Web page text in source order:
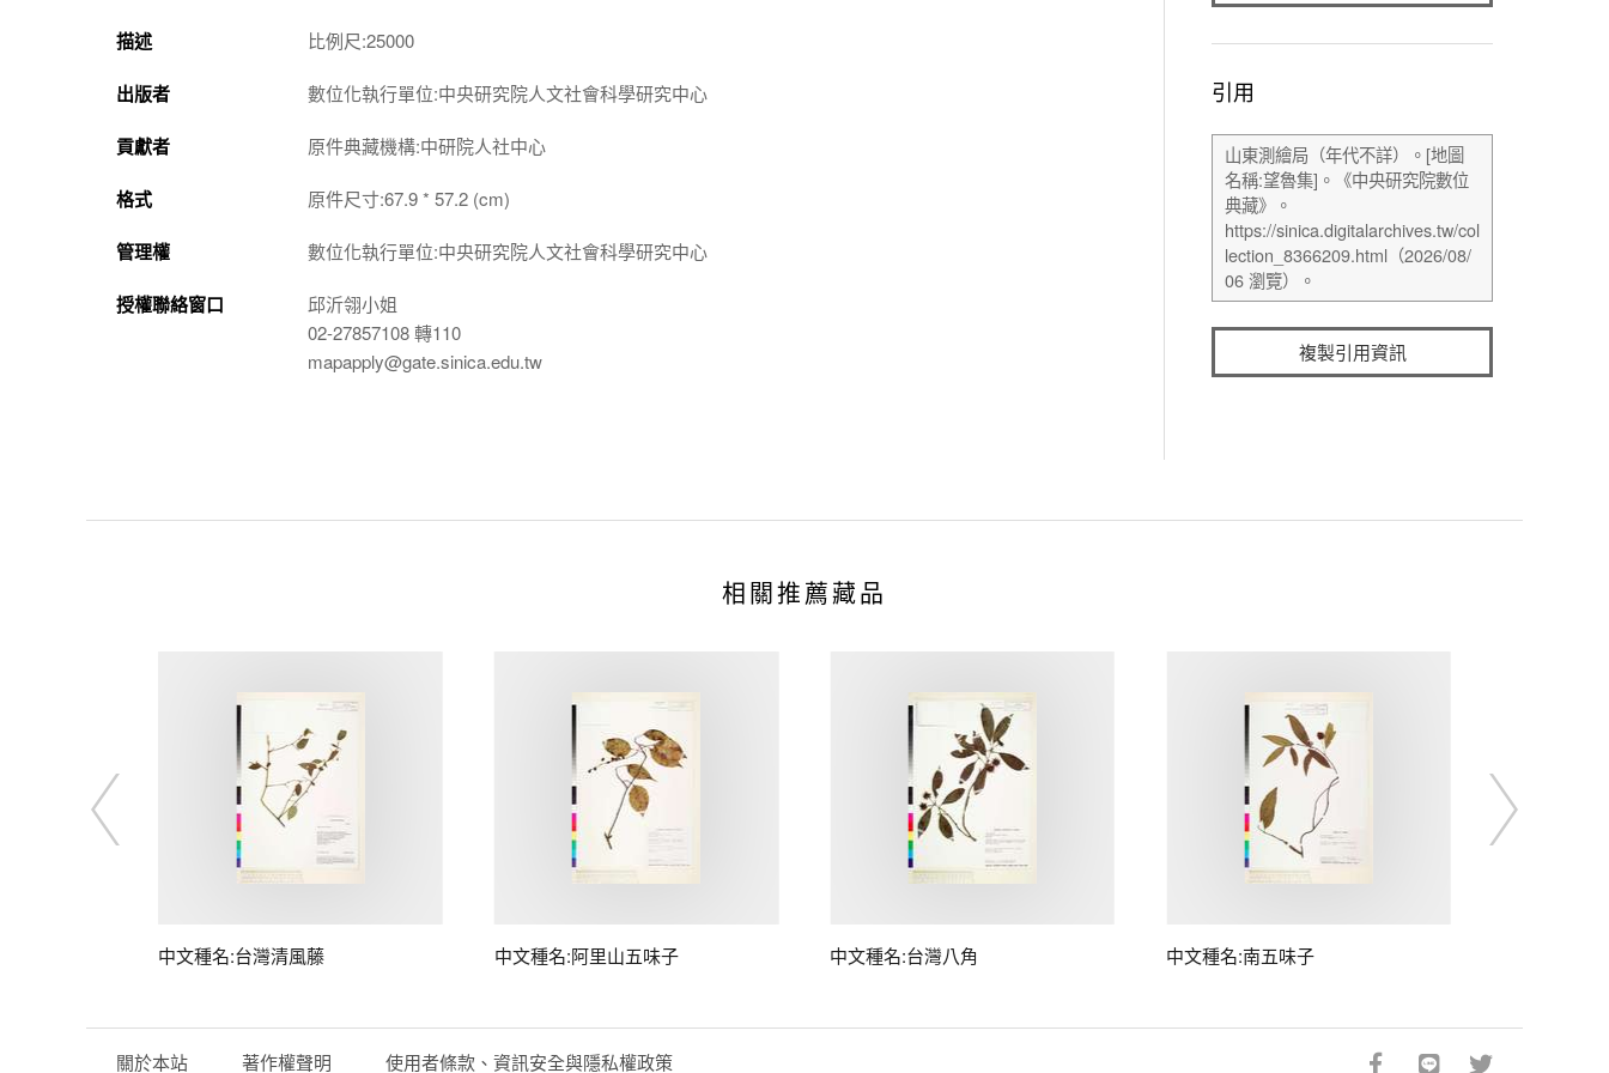
描述
比例尺:25000
出版者 數位化執行單位:中央研究院人文社會科學研究中心
貢獻者 原件典藏機構:中研院人社中心
格式 原件尺寸:67.9 * 57.2 (cm)
管理權 數位化執行單位:中央研究院人文社會科學研究中心
授權聯絡窗口
邱沂翎小姐
02-27857108 轉110
mapapply@gate.sinica.edu.tw
引用
複製引用資訊
相關推薦藏品
中文種名:台灣清風藤 中文種名:阿里山五味子 中文種名:台灣八角 中文種名:南五味子
關於本站 著作權聲明 使用者條款、資訊安全與隱私權政策